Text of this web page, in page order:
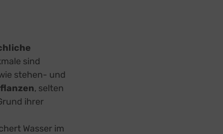
sind
stehen- und
, selten
ihrer
Wasser im